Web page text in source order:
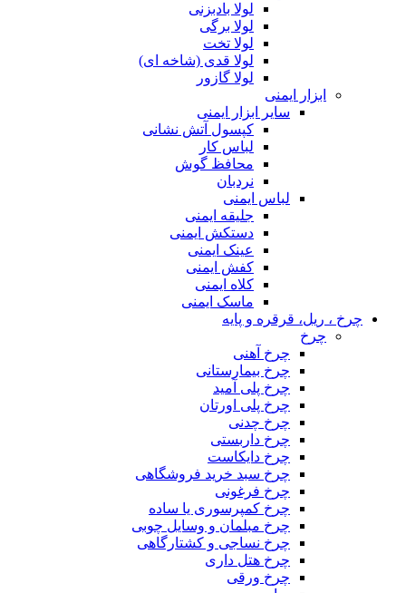
لولا بادبزنی
لولا برگی
لولا تخت
لولا قدی (شاخه ای)
لولا گازور
ابزار ایمنی
سایر ابزار ایمنی
کپسول آتش نشانی
لباس کار
محافظ گوش
نردبان
لباس ایمنی
جلیقه ایمنی
دستکش ایمنی
عینک ایمنی
کفش ایمنی
کلاه ایمنی
ماسک ایمنی
چرخ ، ریل، قرقره و پایه
چرخ
چرخ آهنی
چرخ بیمارستانی
چرخ پلی آمید
چرخ پلی اورتان
چرخ چدنی
چرخ داربستی
چرخ دایکاست
چرخ سبد خرید فروشگاهی
چرخ فرغونی
چرخ کمپرسوری یا ساده
چرخ مبلمان و وسایل چوبی
چرخ نساجی و کشتارگاهی
چرخ هتل داری
چرخ ورقی